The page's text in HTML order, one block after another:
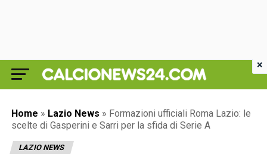
Home » Lazio News » Formazioni ufficiali Roma Lazio: le
scelte di Gasperini e Sarri per la sfida di Serie A
LAZIO NEWS
×